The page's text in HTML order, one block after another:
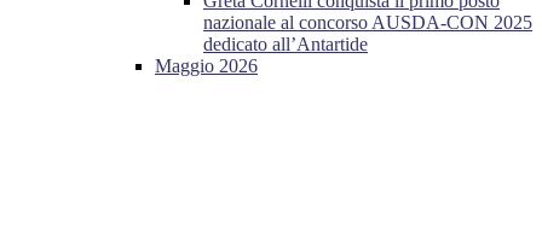
nazionale al concorso AUSDA-CON 2025
dedicato all’Antartide
Maggio 2026